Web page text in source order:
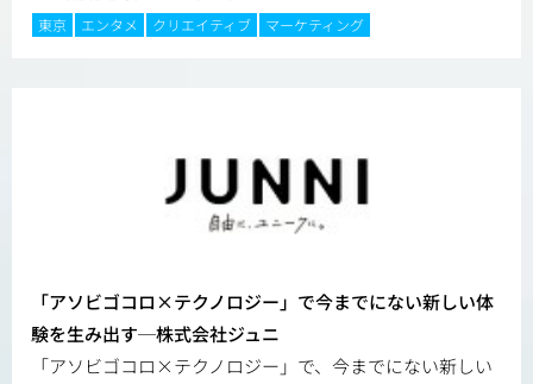
東京 エンタメ クリエイティブ マーケティング
「アソビゴコロ×テクノロジー」で今までにない新しい体
験を生み出す─株式会社ジュニ
「アソビゴコロ×テクノロジー」で、今までにない新しい